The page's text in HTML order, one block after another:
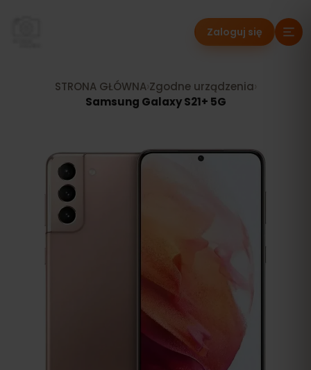
Zaloguj się
STRONA GŁÓWNA› Zgodne urządzenia
Samsung Galaxy S21+ 5G